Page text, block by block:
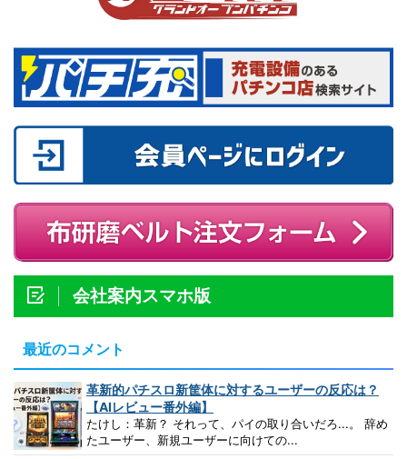
会社案内スマホ版
最近のコメント
革新的パチスロ新筐体に対するユーザーの反応は？
【AIレビュー番外編】
たけし：革新？ それって、パイの取り合いだろ...。 辞め
たユーザー、新規ユーザーに向けての...